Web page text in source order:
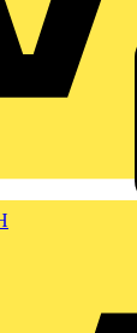
– Mit Busch-